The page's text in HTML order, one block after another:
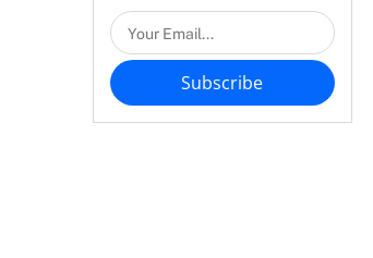
Subscribe